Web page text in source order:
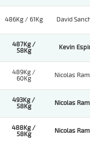
486Kg / 61Kg David
487Kg /
58Kg
Kevin
489Kg /
60Kg
Nicolas
493Kg /
58Kg
Nicolas
488Kg /
58Kg
Nicolas